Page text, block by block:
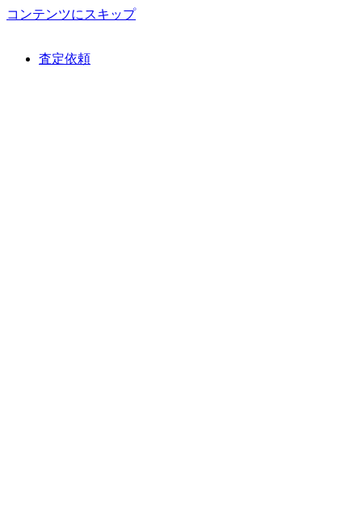
コンテンツにスキップ
査定依頼